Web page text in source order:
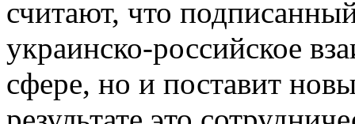
считают, что
украинско-российское
сфере, но и поставит